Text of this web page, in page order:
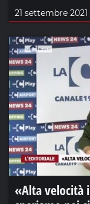
21 settembre 2021
«Alta velocità